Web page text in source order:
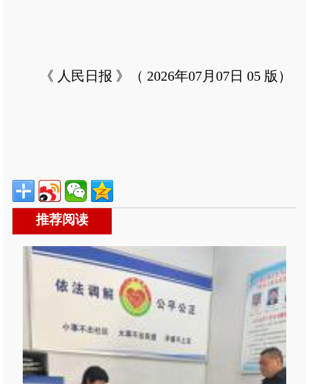
《 人民日报 》（ 2026年07月07日 05 版）
推荐阅读